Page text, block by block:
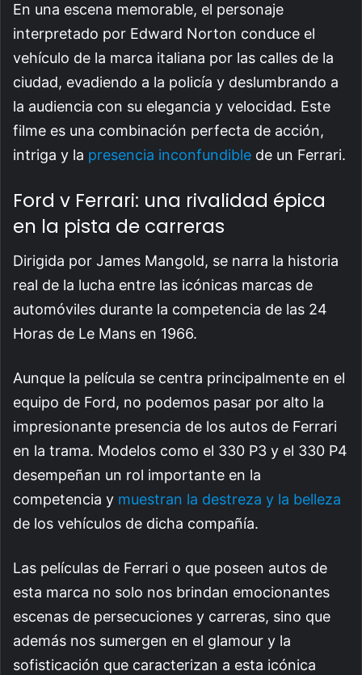
En una escena memorable, el personaje
interpretado por Edward Norton conduce el
vehículo de la marca italiana por las calles de la
ciudad, evadiendo a la policía y deslumbrando a
la audiencia con su elegancia y velocidad. Este
filme es una combinación perfecta de acción,
intriga y la presencia inconfundible de un Ferrari.
Ford v Ferrari: una rivalidad épica
en la pista de carreras
Dirigida por James Mangold, se narra la historia
real de la lucha entre las icónicas marcas de
automóviles durante la competencia de las 24
Horas de Le Mans en 1966.
Aunque la película se centra principalmente en el
equipo de Ford, no podemos pasar por alto la
impresionante presencia de los autos de Ferrari
en la trama. Modelos como el 330 P3 y el 330 P4
desempeñan un rol importante en la
competencia y muestran la destreza y la belleza
de los vehículos de dicha compañía.
Las películas de Ferrari o que poseen autos de
esta marca no solo nos brindan emocionantes
escenas de persecuciones y carreras, sino que
además nos sumergen en el glamour y la
sofisticación que caracterizan a esta icónica